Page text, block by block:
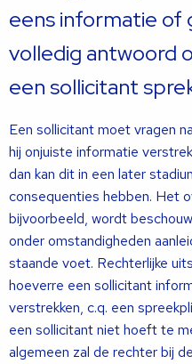
eens informatie of
volledig antwoord
een sollicitant
Een sollicitant moet vragen
hij onjuiste informatie
dan kan dit in een later
consequenties hebben. Het
bijvoorbeeld, wordt
onder omstandigheden
staande voet. Rechterlijke
hoeverre een sollicitant
verstrekken, c.q. een
een sollicitant niet hoeft te
algemeen zal de rechter bij